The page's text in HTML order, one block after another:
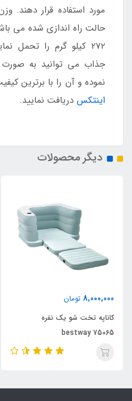
حالت راه اندازی شده می
272 کیلو گرم را تحمل
جذاب می توانید به صورت
نموده و آن را با برترین
اینتکس دریافت نمایید.
دیگر محصولات
8,000,000 تومان
کاناپه تخت شو یک نفره
bestway 75065